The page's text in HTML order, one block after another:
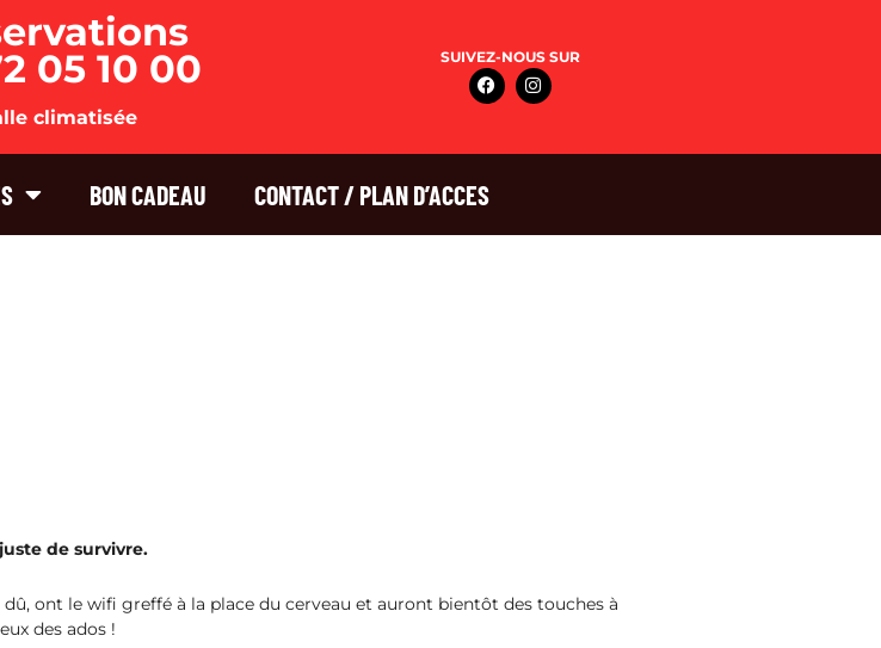
05 10 00
climatisée
SUIVEZ-NOUS SUR
BON CADEAU CONTACT / PLAN D’ACCES
de survivre.
ont le wifi greffé à la place du cerveau et auront bientôt des touches à
des ados !